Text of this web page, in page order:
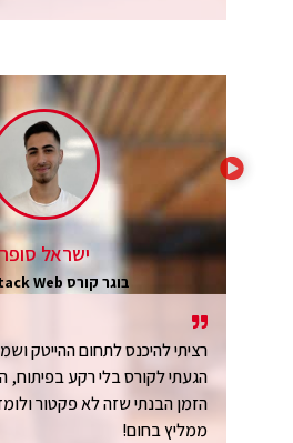
ישראל סופר
בוגר קורס Full stack Web
רציתי להיכנס לתחום ההייטק
הגעתי לקורס בלי רקע בפיתוח,
הזמן הבנתי שזה לא פקטור
ממליץ בחום!